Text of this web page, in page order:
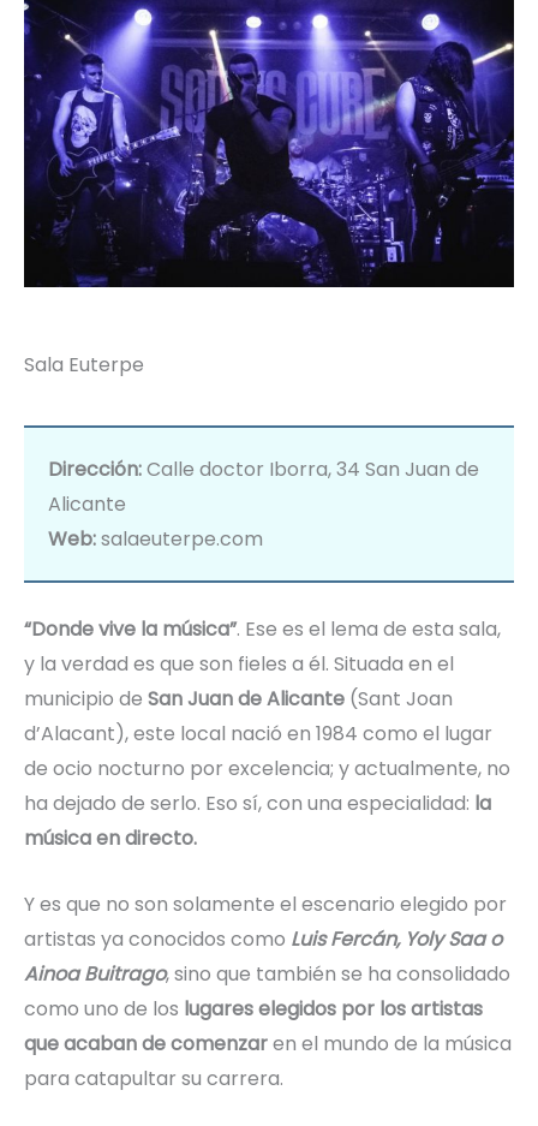
Sala Euterpe
Dirección:Calle doctor Iborra, 34 San Juan de
Alicante
Web:salaeuterpe.com
“Donde vive la música”. Ese es el lema de esta sala,
y la verdad es que son fieles a él. Situada en el
municipio de San Juan de Alicante (Sant Joan
d’Alacant), este local nació en 1984 como el lugar
de ocio nocturno por excelencia; y actualmente, no
ha dejado de serlo. Eso sí, con una especialidad: la
música en directo.
Y es que no son solamente el escenario elegido por
artistas ya conocidos como Luis Fercán, Yoly Saa o
Ainoa Buitrago, sino que también se ha consolidado
como uno de los lugares elegidos por los artistas
que acaban de comenzaren el mundo de la música
para catapultar su carrera.